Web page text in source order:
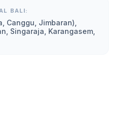
BALI:
Canggu, Jimbaran),
Singaraja, Karangasem,